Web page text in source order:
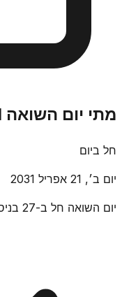
מתי יום השואה 2031?
חל ביום
יום ב׳, 21 אפריל 2031
יום השואה חל ב-27 בניסן, בדרך כלל באפריל או במאי.